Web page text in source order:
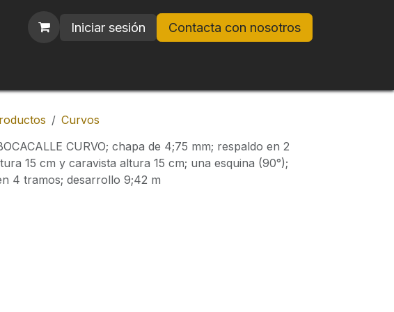
Iniciar sesión Contacta con nosotros
Curvos
CURVO; chapa de 4;75 mm; respaldo en 2
15 cm y caravista altura 15 cm; una esquina (90°);
4 tramos; desarrollo 9;42 m